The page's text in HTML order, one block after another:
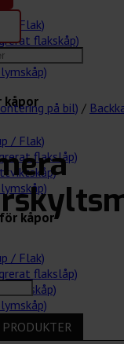
/ Flak)
flakskåp)
kåpor
/ Flak)
flakslåp)
kåpor
/ Flak)
flakslåp)
bilar
på bil) /